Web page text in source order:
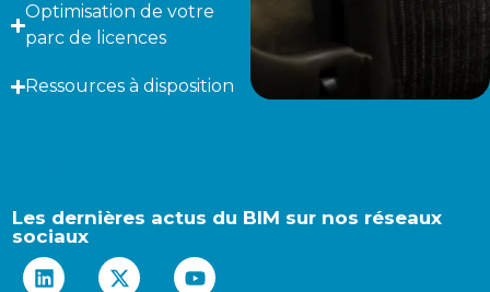
Optimisation de votre
parc de licences
Ressources à disposition
Les dernières actus du BIM sur nos réseaux
sociaux